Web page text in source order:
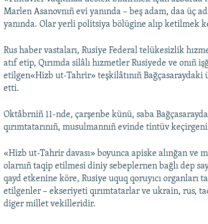
Marlen Asanovnıñ evi yanında – beş adam, daa üç
yanında. Olar yerli politsiya bölügine alıp ketilmek
Rus haber vastaları, Rusiye Federal telükesizlik
atıf etip, Qırımda silâlı hızmetler Rusiyede ve onıñ
etilgen«Hizb ut-Tahrir» teşkilâtınıñ
etti.
Oktâbrniñ 11-nde, çarşenbe künü, saba
qırımtatarınıñ, musulmannıñ evinde tintüv
«Hizb ut-Tahrir davası» boyunca apiske alınğan
olarnıñ taqip etilmesi diniy sebeplernen bağlı dep
qayd etkenine köre, Rusiye uquq qoruyıcı organları
etilgenler – ekseriyeti qırımtatarlar ve ukrain, rus,
diger millet vekilleridir.